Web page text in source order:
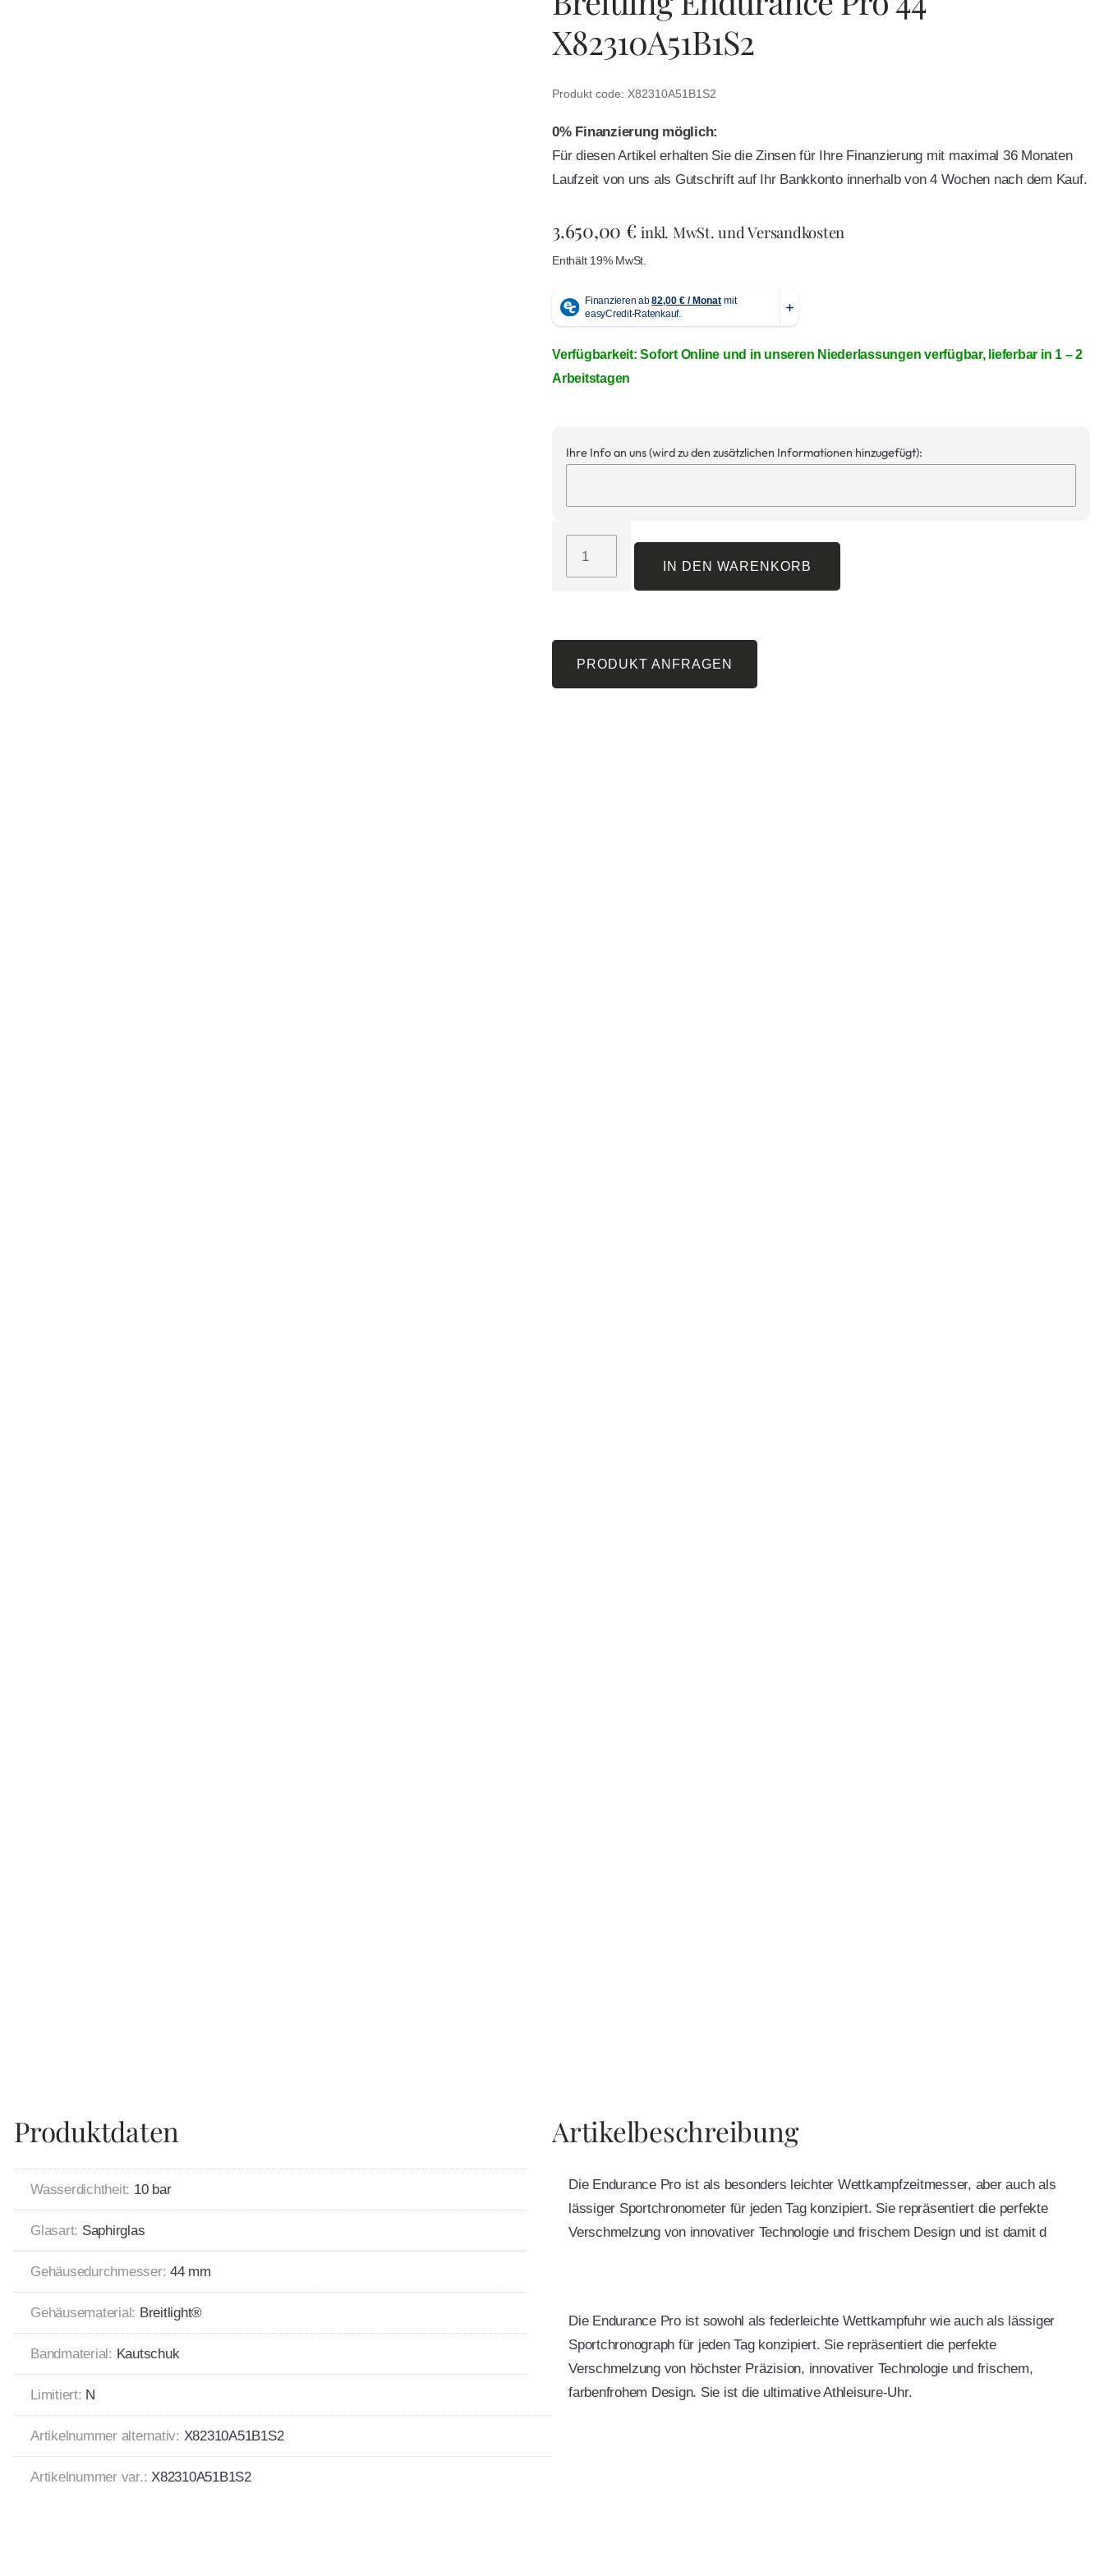
X82310A51B1S2
Produkt code: X82310A51B1S2
0% Finanzierung möglich:
Für diesen Artikel erhalten Sie die Zinsen für Ihre Finanzierung mit maximal 36 Monaten
Laufzeit von uns als Gutschrift auf Ihr Bankkonto innerhalb von 4 Wochen nach dem Kauf.
3.650,00 € inkl. MwSt. und Versandkosten
Enthält 19% MwSt.
Verfügbarkeit: Sofort Online und in unseren Niederlassungen verfügbar, lieferbar in 1 – 2
Arbeitstagen
Ihre Info an uns (wird zu den zusätzlichen Informationen hinzugefügt):
IN DEN WARENKORB
PRODUKT ANFRAGEN
Produktdaten
Wasserdichtheit: 10 bar
Glasart: Saphirglas
Gehäusedurchmesser: 44 mm
Gehäusematerial: Breitlight®
Bandmaterial: Kautschuk
Limitiert: N
Artikelnummer alternativ: X82310A51B1S2
Artikelnummer var.: X82310A51B1S2
Artikelbeschreibung
Die Endurance Pro ist als besonders leichter Wettkampfzeitmesser, aber auch als
lässiger Sportchronometer für jeden Tag konzipiert. Sie repräsentiert die perfekte
Verschmelzung von innovativer Technologie und frischem Design und ist damit d
Die Endurance Pro ist sowohl als federleichte Wettkampfuhr wie auch als lässiger
Sportchronograph für jeden Tag konzipiert. Sie repräsentiert die perfekte
Verschmelzung von höchster Präzision, innovativer Technologie und frischem,
farbenfrohem Design. Sie ist die ultimative Athleisure-Uhr.